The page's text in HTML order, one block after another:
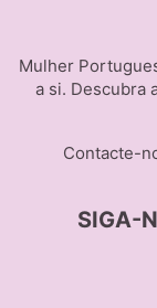
Mulher
a si. Descubra
Contacte-
SIGA-